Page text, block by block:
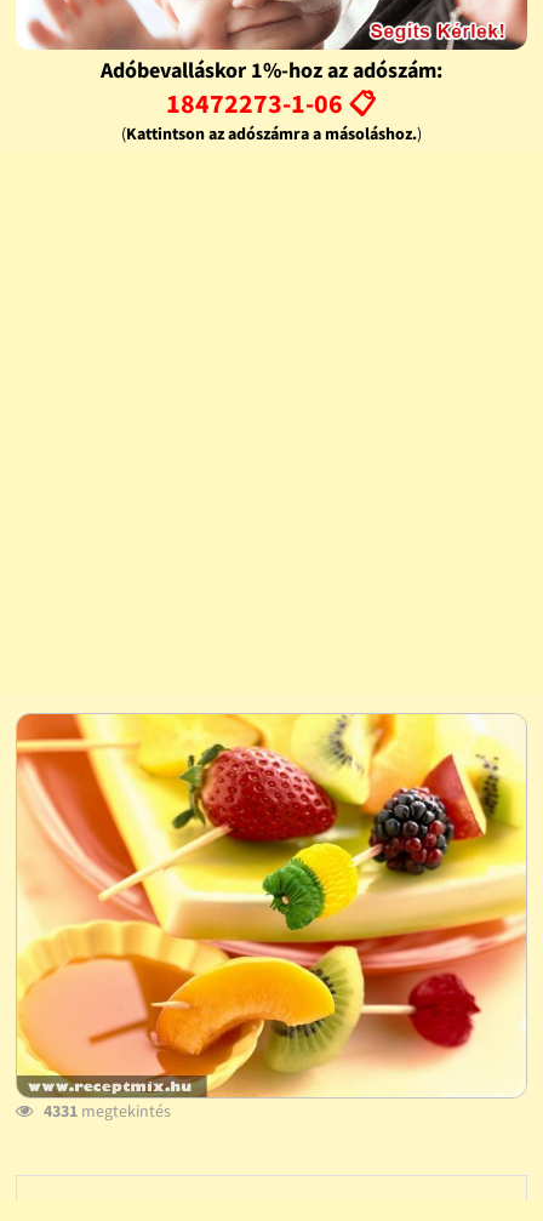
Adóbevalláskor 1%-hoz az adószám:
18472273-1-06 📋
(Kattintson az adószámra a másoláshoz.)
4331megtekintés